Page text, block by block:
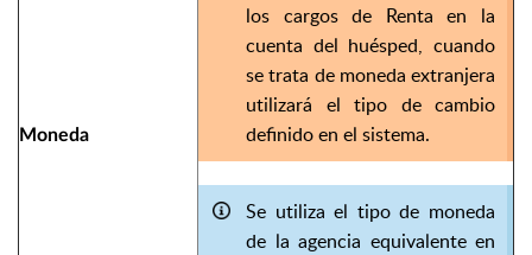
Moneda
los cargos de Renta en la
cuenta del huésped, cuando
se trata de moneda extranjera
utilizará el tipo de cambio
definido en el sistema.
Se utiliza el tipo de moneda
de la agencia equivalente en